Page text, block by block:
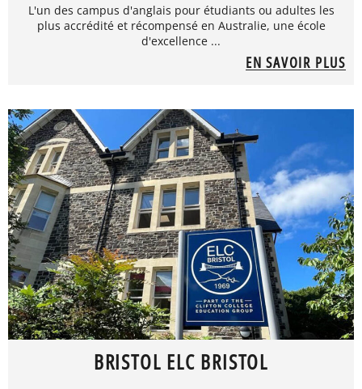
L'un des campus d'anglais pour étudiants ou adultes les
plus accrédité et récompensé en Australie, une école
d'excellence ...
EN SAVOIR PLUS
BRISTOL ELC BRISTOL